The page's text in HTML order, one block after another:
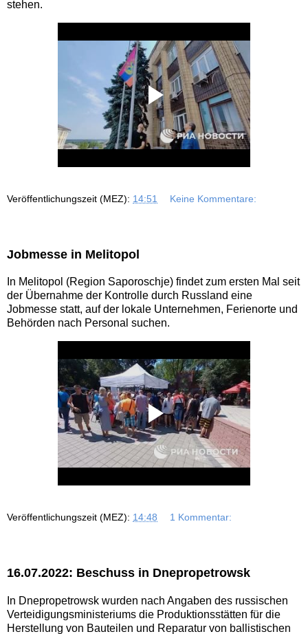
stehen.
Veröffentlichungszeit (MEZ): 14:51 Keine Kommentare:
Jobmesse in Melitopol
In Melitopol (Region Saporoschje) findet zum ersten Mal seit
der Übernahme der Kontrolle durch Russland eine
Jobmesse statt, auf der lokale Unternehmen, Ferienorte und
Behörden nach Personal suchen.
Veröffentlichungszeit (MEZ): 14:48 1 Kommentar:
16.07.2022: Beschuss in Dnepropetrowsk
In Dnepropetrowsk wurden nach Angaben des russischen
Verteidigungsministeriums die Produktionsstätten für die
Herstellung von Bauteilen und Reparatur von ballistischen